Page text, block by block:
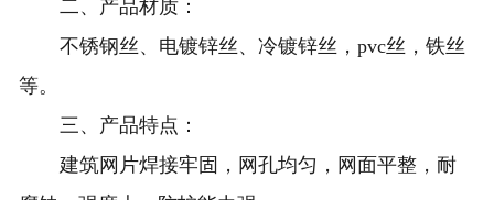
二、产品材质：
不锈钢丝、电镀锌丝、冷镀锌丝，pvc丝，铁丝
等。
三、产品特点：
建筑网片焊接牢固，网孔均匀，网面平整，耐